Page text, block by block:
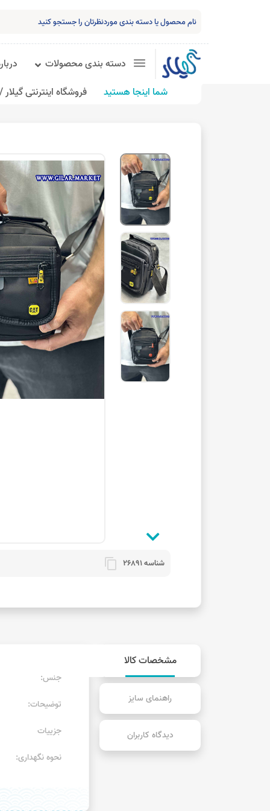
دسته بندی محصولات
شما اینجا هستید
فروشگاه اینترنتی گیلار /
شناسه 26891 content_copy
مشخصات کالا
راهنمای سایز
دیدگاه کاربران
جنس:
توضیحات:
جزییات
نحوه نگهداری: